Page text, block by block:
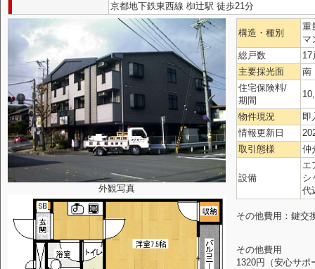
京都地下鉄東西線 椥辻駅 徒歩21分
外観写真
構造・種別
重
マ
総戸数
17
主要採光面
南
住宅保険料/
期間
物件現況
即
情報更新日
取引態様
仲
設備
エ
シ
代
その他費用：鍵交
その他費用
1320円（安心サポ